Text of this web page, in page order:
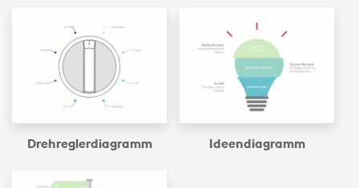
Drehregler­diagramm Ideen­diagramm